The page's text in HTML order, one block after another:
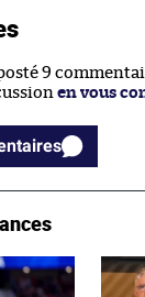
9
en vous